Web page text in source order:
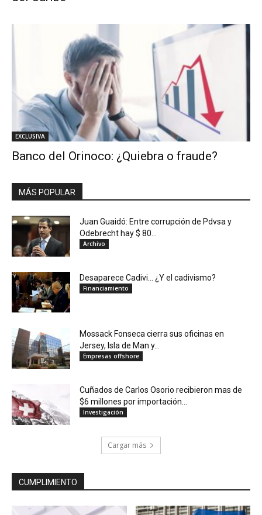
EXCLUSIVA
Banco del Orinoco: ¿Quiebra o fraude?
MÁS POPULAR
Juan Guaidó: Entre corrupción de Pdvsa y
Odebrecht hay $ 80...
Archivo
Desaparece Cadivi… ¿Y el cadivismo?
Financiamiento
Mossack Fonseca cierra sus oficinas en
Jersey, Isla de Man y...
Empresas offshore
Cuñados de Carlos Osorio recibieron mas de
$6 millones por importación...
Investigación
Cargar más
CUMPLIMIENTO